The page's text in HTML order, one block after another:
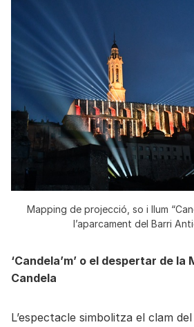
Mapping de projecció, so i llum
l’aparcament del Barri
‘Candela’m’ o el despertar de la
Candela
L’espectacle simbolitza el clam